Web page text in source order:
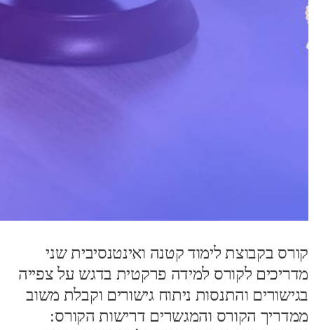
קורס בקבוצת לימוד קטנה ואינטנסיבית שני
מדריכים לקורס למידה פרקטית בדגש על צפייה
בגישורים והתנסות ניתוח גישורים וקבלת משוב
ממדריך הקורס והמגשרים דרישות הקורס: